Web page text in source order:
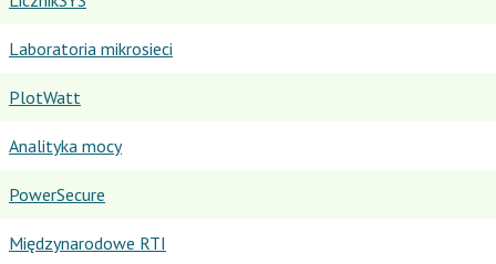
Laboratoria mikrosieci
PlotWatt
Analityka mocy
PowerSecure
Międzynarodowe RTI